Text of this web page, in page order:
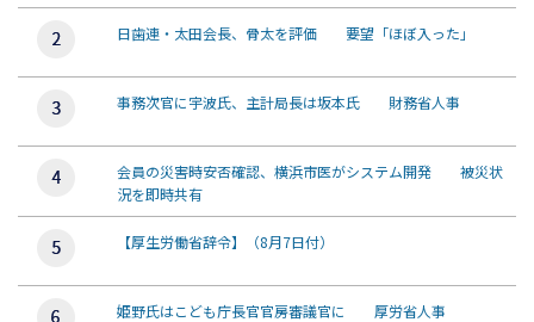
日歯連・太田会長、骨太を評価 要望「ほぼ入った」
事務次官に宇波氏、主計局長は坂本氏 財務省人事
会員の災害時安否確認、横浜市医がシステム開発 被災状
況を即時共有
【厚生労働省辞令】（8月7日付）
姫野氏はこども庁長官官房審議官に 厚労省人事